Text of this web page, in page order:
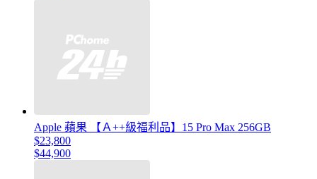
Apple 蘋果 【Ａ++級福利品】15 Pro Max 256GB
$23,800
$44,900